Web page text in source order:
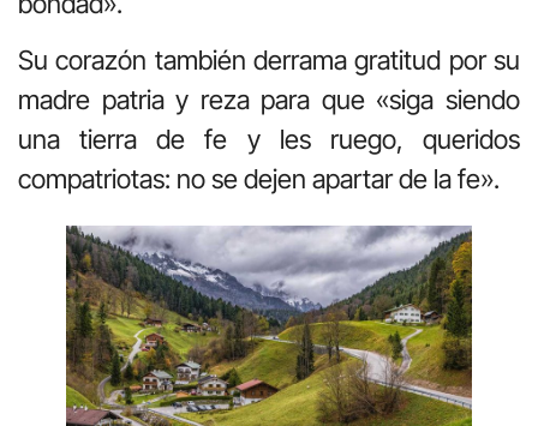
Su corazón también derrama gratitud por su
madre patria y reza para que «siga siendo
una tierra de fe y les ruego, queridos
compatriotas: no se dejen apartar de la fe».